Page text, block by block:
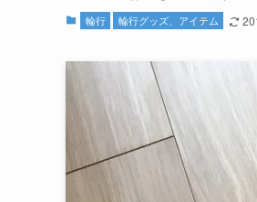
輪行 輪行グッズ、アイテム